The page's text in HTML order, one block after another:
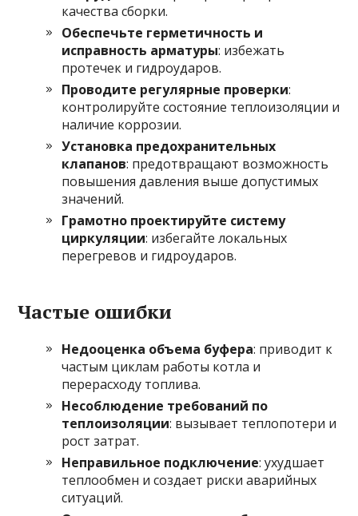
качества сборки.
Обеспечьте герметичность и
исправность арматуры: избежать
протечек и гидроударов.
Проводите регулярные проверки:
контролируйте состояние теплоизоляции и
наличие коррозии.
Установка предохранительных
клапанов: предотвращают возможность
повышения давления выше допустимых
значений.
Грамотно проектируйте систему
циркуляции: избегайте локальных
перегревов и гидроударов.
Частые ошибки
Недооценка объема буфера: приводит к
частым циклам работы котла и
перерасходу топлива.
Несоблюдение требований по
теплоизоляции: вызывает теплопотери и
рост затрат.
Неправильное подключение: ухудшает
теплообмен и создает риски аварийных
ситуаций.